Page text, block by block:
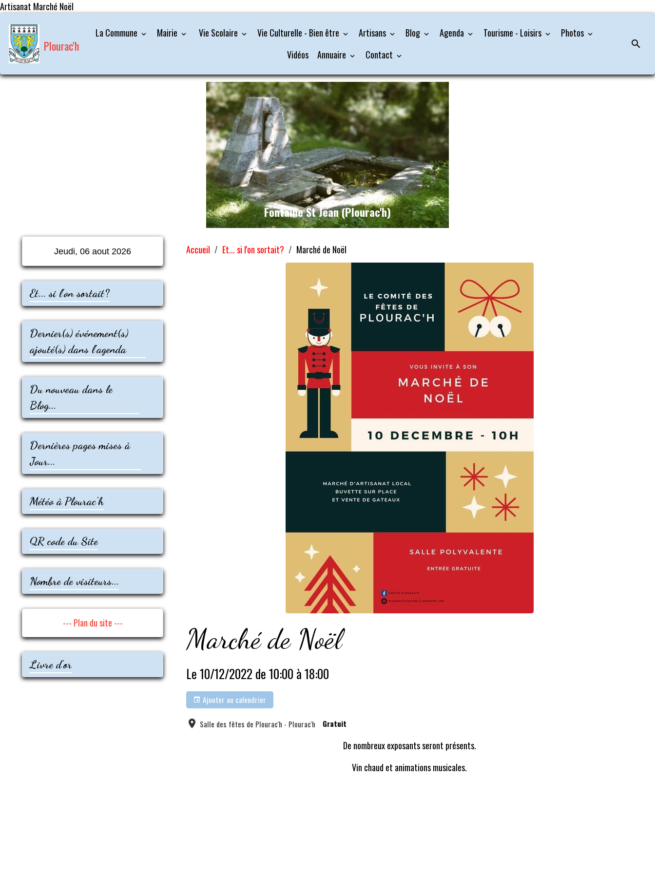
Artisanat Marché Noël
Plourac'h
La Commune Mairie Vie Scolaire Vie Culturelle - Bien être Artisans Blog Agenda Tourisme - Loisirs
Photos
Vidéos
Annuaire Contact
Fontaine St Jean (Plourac'h)
Accueil Et... si l'on sortait? Marché de Noël
Marché de Noël
Le 10/12/2022 de 10:00 à 18:00
Ajouter au calendrier
Salle des fêtes de Plourac'h - Plourac'h Gratuit
De nombreux exposants seront présents.
Vin chaud et animations musicales.
Jeudi, 06 aout 2026
Et... si l'on sortait?
Dernier(s) événement(s)
ajouté(s) dans l'agenda
Du nouveau dans le
Blog...
Dernières pages mises à
Jour...
Météo à Plourac'h
QR code du Site
Nombre de visiteurs...
--- Plan du site ---
Livre d'or